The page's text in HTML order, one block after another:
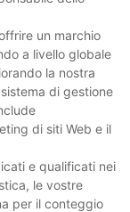
un marchio
a livello globale
la nostra
di gestione
di siti Web e il
e qualificati nei
le vostre
per il conteggio